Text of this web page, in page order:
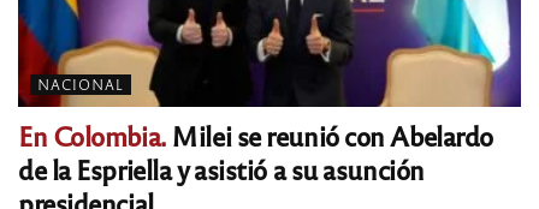
NACIONAL
En Colombia.Milei se reunió con Abelardo
de la Espriella y asistió a su asunción